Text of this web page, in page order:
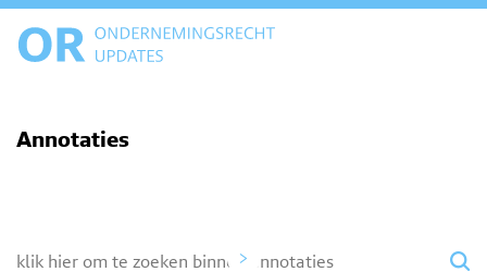
Annotaties
>